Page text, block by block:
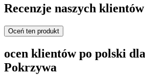
Recenzje naszych klientów
Oceń ten produkt
ocen klientów po polski
Pokrzywa